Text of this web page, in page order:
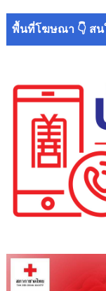
พื้นที่โฆษณา 👇 สน